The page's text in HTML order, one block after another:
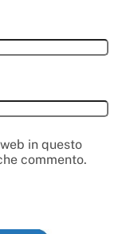
in questo
commento.